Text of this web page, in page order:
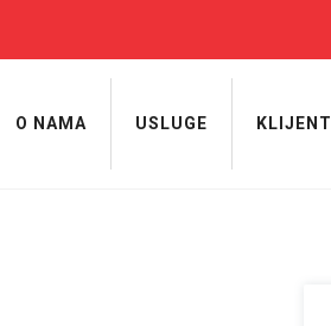
O NAMA USLUGE KLIJENTI